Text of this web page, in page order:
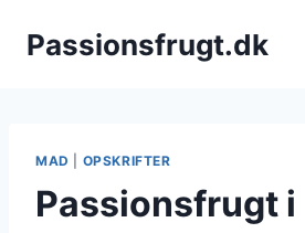
Passionsfrugt.dk
MAD OPSKRIFTER
Passionsfrugt i